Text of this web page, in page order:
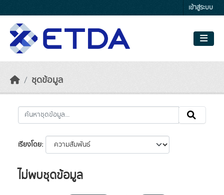
เข้าสู่ระบบ
ชุดข้อมูล
เรียงโดย
ไม่พบชุดข้อมูล